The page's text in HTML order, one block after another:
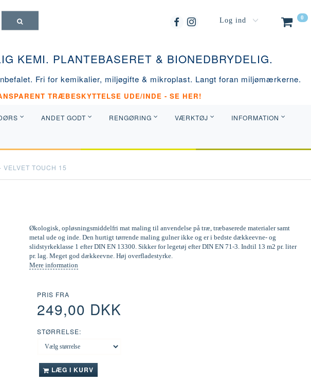
0
Log ind
KEMI. PLANTEBASERET & BIONEDBRYDELIG.
Fri for kemikalier, miljøgifte & mikroplast. Langt foran miljømærkerne.
TRÆBESKYTTELSE UDE/INDE - SE HER!
ANDET GODT RENGØRING VÆRKTØJ INFORMATION
TOUCH 15
Økologisk, opløsningsmiddelfri mat maling til anvendelse på træ, træbaserede materialer samt
metal ude og inde. Den hurtigt tørrende maling gulner ikke og er i bedste dækkeevne- og
slidstyrkeklasse 1 efter DIN EN 13300. Sikker for legetøj efter DIN EN 71-3. Indtil 13 m2 pr. liter
pr. lag. Meget god dækkeevne. Høj overfladestyrke.
Mere information
PRIS FRA
249,00 DKK
STØRRELSE:
LÆG I KURV